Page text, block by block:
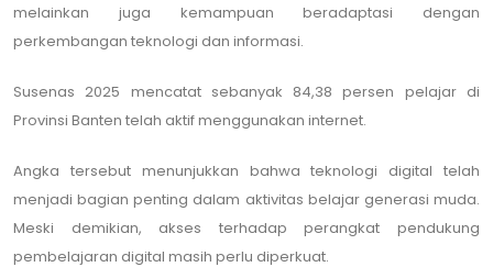
melainkan juga kemampuan beradaptasi dengan
perkembangan teknologi dan informasi.
Susenas 2025 mencatat sebanyak 84,38 persen pelajar di
Provinsi Banten telah aktif menggunakan internet.
Angka tersebut menunjukkan bahwa teknologi digital telah
menjadi bagian penting dalam aktivitas belajar generasi muda.
Meski demikian, akses terhadap perangkat pendukung
pembelajaran digital masih perlu diperkuat.